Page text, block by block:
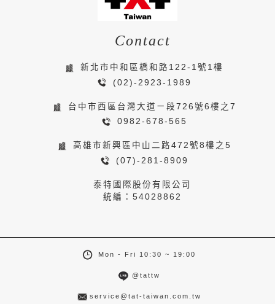
Contact
新北市中和區橋和路122-1號1樓
(02)-2923-1989
台中市西區台灣大道ㄧ段726號6樓之7
0982-678-565
高雄市新興區中山二路472號8樓之5
(07)-281-8909
泰特國際股份有限公司
統編：54028862
Mon - Fri 10:30 ~ 19:00
@tattw
service@tat-taiwan.com.tw